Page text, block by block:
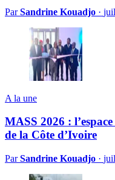
ParSandrine Kouadjo ·
A la une
MASS 2026 :
de la Côte d’Ivoire
ParSandrine Kouadjo ·